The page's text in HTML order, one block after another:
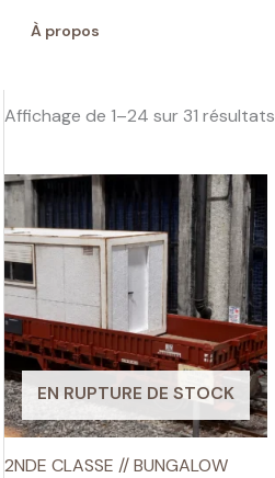
À propos
Affichage de 1–24 sur 31 résultats
EN RUPTURE DE STOCK
2NDE CLASSE // BUNGALOW